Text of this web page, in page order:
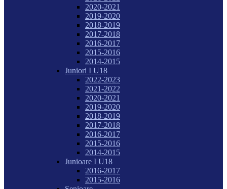
2020-2021
2019-2020
2018-2019
2017-2018
2016-2017
2015-2016
2014-2015
Juniori I U18
2022-2023
2021-2022
2020-2021
2019-2020
2018-2019
2017-2018
2016-2017
2015-2016
2014-2015
Junioare I U18
2016-2017
2015-2016